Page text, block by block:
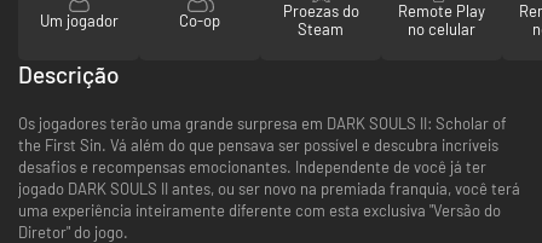
Um jogador Co-op
Proezas do
Steam
Remote Play
no celular
Descrição
Os jogadores terão uma grande surpresa em DARK SOULS II: Scholar of
the First Sin. Vá além do que pensava ser possível e descubra incríveis
desafios e recompensas emocionantes. Independente de você já ter
jogado DARK SOULS II antes, ou ser novo na premiada franquia, você terá
uma experiência inteiramente diferente com esta exclusiva "Versão do
Diretor" do jogo.